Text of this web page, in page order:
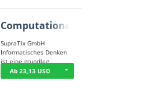
Computational T…
SupraTix GmbH
Informatisches Denken
ist eine grundleg…
Ab 23,13 USD